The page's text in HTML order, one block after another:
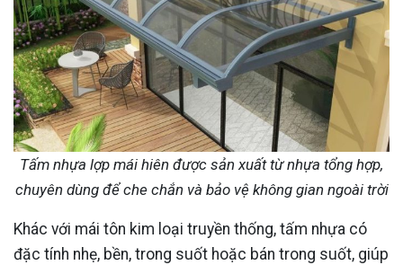
Tấm nhựa lợp mái hiên được sản xuất từ nhựa tổng hợp,
chuyên dùng để che chắn và bảo vệ không gian ngoài trời
Khác với mái tôn kim loại truyền thống, tấm nhựa có
đặc tính nhẹ, bền, trong suốt hoặc bán trong suốt, giúp